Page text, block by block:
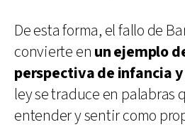
De esta forma, el fallo de
convierte en un ejemplo
perspectiva de infancia
ley se traduce en palabras
entender y sentir como